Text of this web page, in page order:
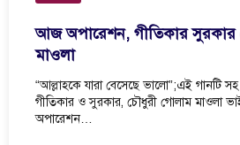
আজ অপারেশন, গীতিকার সুরকার
মাওলা
“আল্লাহকে যারা বেসেছে ভালো”;এই গানটি
গীতিকার ও সুরকার, চৌধুরী গোলাম মাওলা
অপারেশন…